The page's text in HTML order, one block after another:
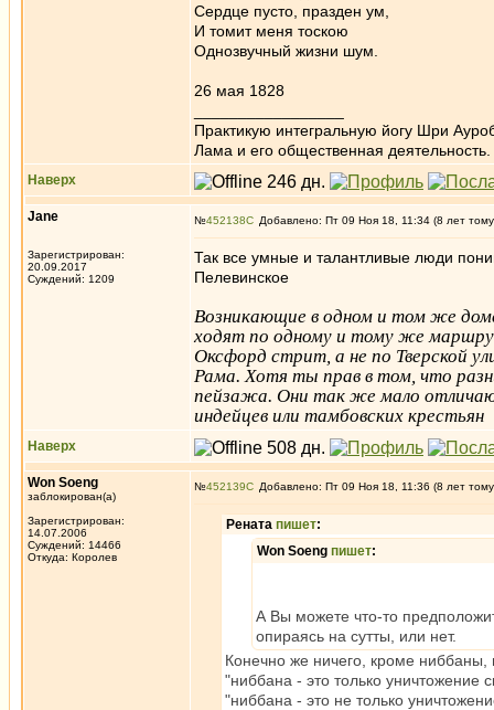
Сердце пусто, празден ум,
И томит меня тоскою
Однозвучный жизни шум.
26 мая 1828
Практикую интегральную йогу Шри
Лама и его общественная деятельность.
Наверх
Jane
Зарегистрирован:
20.09.2017
Суждений: 1209
№452138 Добавлено: Пт 09 Ноя 18, 11:34 (8 лет
Так все умные и талантливые люди
Пелевинское
Возникающие в одном и том же
ходят по одному и тому же
Оксфорд стрит, а не по Тверской
Рама. Хотя ты прав в том, что
пейзажа. Они так же мало
индейцев или тамбовских крестьян
Наверх
Won Soeng
заблокирован(а)
Зарегистрирован:
14.07.2006
Суждений: 14466
Откуда: Королев
№452139 Добавлено: Пт 09 Ноя 18, 11:36 (8 лет
Рената пишет:
Won Soeng пишет:
А Вы можете что-то
опираясь на сутты, или нет.
Конечно же ничего, кроме ниббаны,
"ниббана - это только уничтожение
"ниббана - это не только